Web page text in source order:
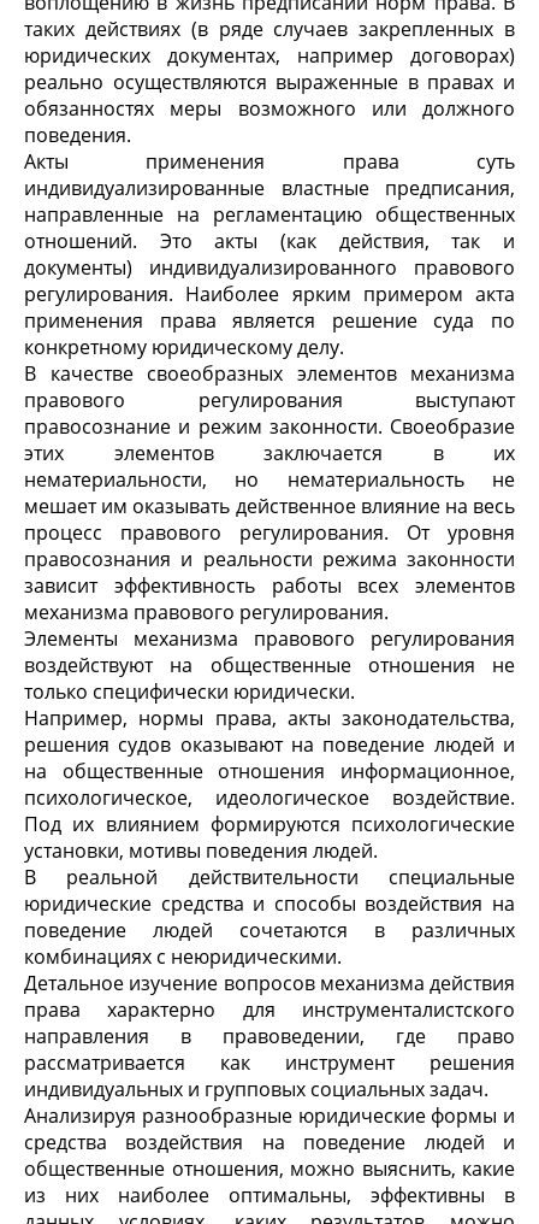
таких действиях (в ряде случаев закрепленных в
юридических документах, например договорах)
реально осуществляются выраженные в правах и
обязанностях меры возможного или должного
поведения.
Акты применения права суть
индивидуализированные властные предписания,
направленные на регламентацию общественных
отношений. Это акты (как действия, так и
документы) индивидуализированного правового
регулирования. Наиболее ярким примером акта
применения права является решение суда по
конкретному юридическому делу.
В качестве своеобразных элементов механизма
правового регулирования выступают
правосознание и режим законности. Своеобразие
этих элементов заключается в их
нематериальности, но нематериальность не
мешает им оказывать действенное влияние на весь
процесс правового регулирования. От уровня
правосознания и реальности режима законности
зависит эффективность работы всех элементов
механизма правового регулирования.
Элементы механизма правового регулирования
воздействуют на общественные отношения не
только специфически юридически.
Например, нормы права, акты законодательства,
решения судов оказывают на поведение людей и
на общественные отношения информационное,
психологическое, идеологическое воздействие.
Под их влиянием формируются психологические
установки, мотивы поведения людей.
В реальной действительности специальные
юридические средства и способы воздействия на
поведение людей сочетаются в различных
комбинациях с неюридическими.
Детальное изучение вопросов механизма действия
права характерно для инструменталистского
направления в правоведении, где право
рассматривается как инструмент ре­шения
индивидуальных и групповых социальных задач.
Анализируя разнообразные юридические формы и
средства воздействия на поведение людей и
общественные отношения, можно выяснить, какие
из них наиболее оптимальны, эффективны в